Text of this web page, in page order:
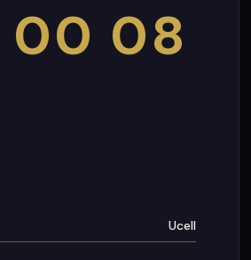
08
Ucell